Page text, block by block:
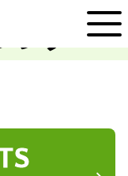
ンダー